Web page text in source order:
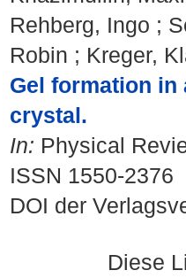
Rehberg, Ingo ;
Robin ; Kreger,
Gel formation
crystal.
In: Physical
ISSN 1550-2376
DOI der
Diese